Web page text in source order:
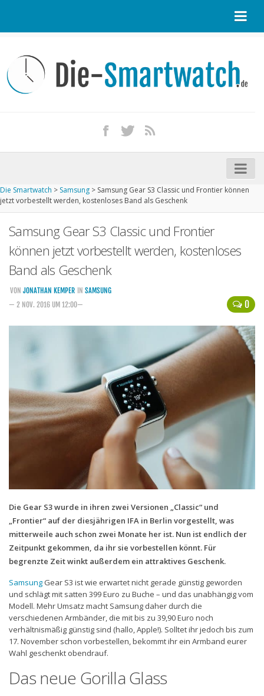
Kontakt / Tipp geben
Impressum
iPhone kaufen
Startseite
Kommende Smartwatches
Marken und Modelle
BASE
Smartphonetarife
Smartphonetarife
Prepaid-Tarife
Datentarife
Flatrate-Prepaidtarife
Mobilfunk-Vergleichsrechner
Mobilfunk-Tarifrechner
Flatrate-Datentarife
Die Smartwatch > Samsung > Samsung Gear S3 Classic und Frontier können
jetzt vorbestellt werden, kostenloses Band als Geschenk
Samsung Gear S3 Classic und Frontier
können jetzt vorbestellt werden, kostenloses
Band als Geschenk
0
VON JONATHAN KEMPER IN SAMSUNG
— 2 NOV. 2016 UM 12:00—
Die Gear S3 wurde in ihren zwei Versionen „Classic“ und
„Frontier“ auf der diesjährigen IFA in Berlin vorgestellt, was
mitterweile auch schon zwei Monate her ist. Nun ist endlich der
Zeitpunkt gekommen, da ihr sie vorbestellen könnt. Für
begrenzte Zeit winkt außerdem ein attraktives Geschenk.
Samsung Gear S3 ist wie erwartet nicht gerade günstig geworden
und schlägt mit satten 399 Euro zu Buche – und das unabhängig vom
Modell. Mehr Umsatz macht Samsung daher durch die
verschiedenen Armbänder, die mit bis zu 39,90 Euro noch
verhältnismäßig günstig sind (hallo, Apple!). Solltet ihr jedoch bis zum
17. November schon vorbestellen, bekommt ihr ein Armband eurer
Wahl geschenkt obendrauf.
Das neue Gorilla Glass